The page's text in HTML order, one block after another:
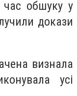
час обшуку у
докази
визнала
усі